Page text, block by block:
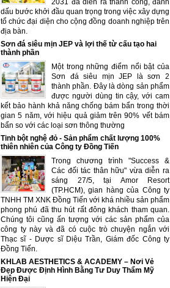
2031 đã diễn ra thành công, đánh
dấu bước khởi đầu quan trọng trong việc xây dựng
tổ chức đại diện cho cộng đồng doanh nghiệp trên
địa bàn.
Sơn đá siêu mịn JEP và lợi thế từ cấu tạo hai
thành phần
Một trong những điểm nổi bật của
Sơn đá siêu mịn JEP là sơn 2
thành phần. Đây là dòng sản phẩm
được người dùng tin cậy, với cam
kết bảo hành khả năng chống bám bẩn trong thời
gian 5 năm, với hiệu quả giảm trên 90% vết bám
bẩn so với các loại sơn thông thường
Tinh bột nghệ đỏ - Sản phẩm chất lượng 100%
thiên nhiên của Công ty Đồng Tiến
Trong chương trình "Success &
Các đối tác thân hữu" vừa diễn ra
sáng 27/5, tại Amor Resort
(TP.HCM), gian hàng của Công ty
TNHH TM XNK Đồng Tiến với khá nhiều sản phẩm
phong phú đã thu hút rất đông khách tham quan.
Chúng tôi cũng ấn tượng với các sản phẩm của
công ty này và đã có cuộc trò chuyện ngắn với
Thạc sĩ - Dược sĩ Diệu Trần, Giám đốc Công ty
Đồng Tiến.
KHLAB AESTHETICS & ACADEMY – Nơi Vẻ
Đẹp Được Định Hình Bằng Tư Duy Thẩm Mỹ
Hiện Đại